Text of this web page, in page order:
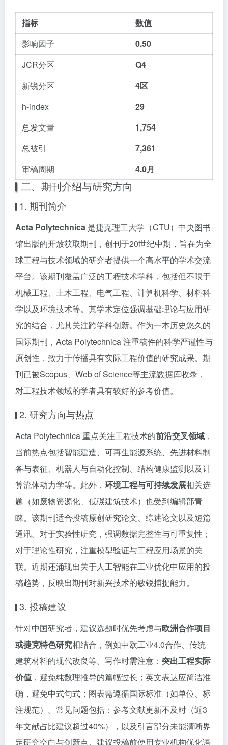
指标
数值
影响因子
0.50
JCR分区
Q4
新锐分区
4区
h-index
29
总发文量
1,754
总被引
7,361
审稿周期
4.0月
二、期刊介绍与研究方向
1. 期刊简介
Acta Polytechnica 是捷克理工大学（CTU）中央图书
馆出版的开放获取期刊，创刊于20世纪中期，旨在为全
球工程与技术领域的研究者提供一个高水平的学术交流
平台。该期刊覆盖广泛的工程技术学科，包括但不限于
机械工程、土木工程、电气工程、计算机科学、材料科
学以及环境技术等。其学术定位强调基础理论与应用研
究的结合，尤其关注跨学科创新。作为一本历史悠久的
国际期刊，Acta Polytechnica 注重稿件的科学严谨性与
原创性，致力于传播具有实际工程价值的研究成果。期
刊已被Scopus、Web of Science等主流数据库收录，
对工程技术领域的学者具有较好的参考价值。
2. 研究方向与热点
Acta Polytechnica 重点关注工程技术的前沿交叉领域 ，
当前热点包括智能建造、可再生能源系统、先进材料制
备与表征、机器人与自动化控制、结构健康监测以及计
算流体动力学等。此外， 环境工程与可持续发展相关选
题（如废物资源化、低碳建筑技术）也受到编辑部青
睐。该期刊适合投稿原创研究论文、综述论文以及短篇
通讯。对于实验性研究，强调数据完整性与可重复性；
对于理论性研究，注重模型验证与工程应用场景的关
联。近期还涌现出关于人工智能在工业优化中应用的投
稿趋势，反映出期刊对新兴技术的敏锐捕捉能力。
3. 投稿建议
针对中国研究者，建议选题时优先考虑与欧洲合作项目
或捷克特色研究相结合，例如中欧工业4.0合作、传统
建筑材料的现代改良等。写作时需注意： 突出工程实际
价值 ，避免纯数理推导的篇幅过长；英文表达应简洁准
确，避免中式句式；图表需遵循国际标准（如单位、标
注规范）。常见问题包括：参考文献更新不及时（近3
年文献占比建议超过40%），以及引言部分未能清晰界
定研究空白与创新点。建议投稿前使用专业机构优化语